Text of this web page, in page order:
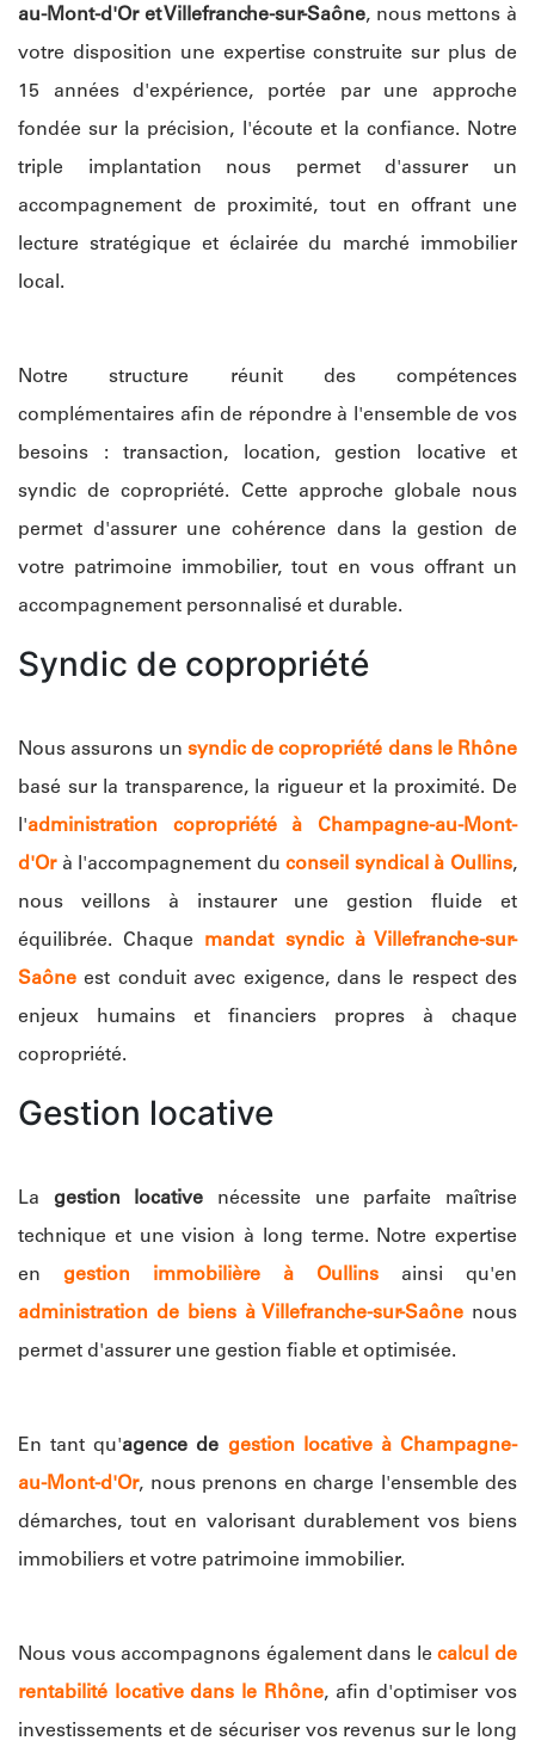
au-Mont-d'Or et Villefranche-sur-Saône, nous mettons à
votre disposition une expertise construite sur plus de
15 années d'expérience, portée par une approche
fondée sur la précision, l'écoute et la confiance. Notre
triple implantation nous permet d'assurer un
accompagnement de proximité, tout en offrant une
lecture stratégique et éclairée du marché immobilier
local.
Notre structure réunit des compétences
complémentaires afin de répondre à l'ensemble de vos
besoins : transaction, location, gestion locative et
syndic de copropriété. Cette approche globale nous
permet d'assurer une cohérence dans la gestion de
votre patrimoine immobilier, tout en vous offrant un
accompagnement personnalisé et durable.
Syndic de copropriété
Nous assurons un syndic de copropriété dans le Rhône
basé sur la transparence, la rigueur et la proximité. De
l'administration copropriété à Champagne-au-Mont-
d'Orà l'accompagnement duconseil syndical à Oullins,
nous veillons à instaurer une gestion fluide et
équilibrée. Chaque mandat syndic à Villefranche-sur-
Saône est conduit avec exigence, dans le respect des
enjeux humains et financiers propres à chaque
copropriété.
Gestion locative
La gestion locative nécessite une parfaite maîtrise
technique et une vision à long terme. Notre expertise
en gestion immobilière à Oullins ainsi qu'en
administration de biens à Villefranche-sur-Saône nous
permet d'assurer une gestion fiable et optimisée.
En tant qu'agence de gestion locative à Champagne-
au-Mont-d'Or, nous prenons en charge l'ensemble des
démarches, tout en valorisant durablement vos biens
immobiliers et votre patrimoine immobilier.
Nous vous accompagnons également dans lecalcul de
rentabilité locative dans le Rhône, afin d'optimiser vos
investissements et de sécuriser vos revenus sur le long